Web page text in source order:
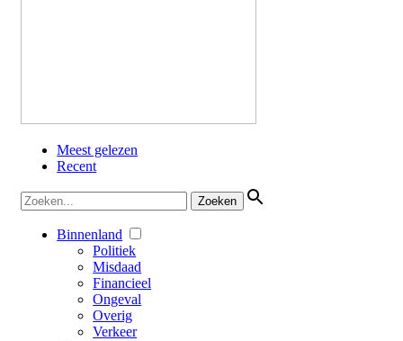
Meest gelezen
Recent
Binnenland
Politiek
Misdaad
Financieel
Ongeval
Overig
Verkeer